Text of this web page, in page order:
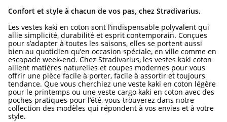
Confort et style à chacun de vos pas, chez Stradivarius.
Les vestes kaki en coton sont l’indispensable polyvalent qui
allie simplicité, durabilité et esprit contemporain. Conçues
pour s’adapter à toutes les saisons, elles se portent aussi
bien au quotidien qu’en occasion spéciale, en ville comme en
escapade week-end. Chez Stradivarius, les vestes kaki coton
allient matières naturelles et coupes modernes pour vous
offrir une pièce facile à porter, facile à assortir et toujours
tendance. Que vous cherchiez une veste kaki en coton légère
pour le printemps ou une veste cargo kaki en coton avec des
poches pratiques pour l’été, vous trouverez dans notre
collection des modèles qui répondent à vos envies et à votre
style.